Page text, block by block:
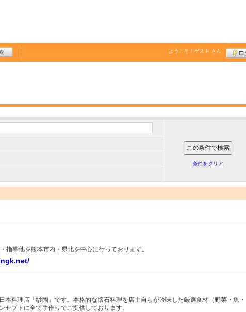
ようこそ！ ゲスト さん
条件をクリア
指導他を熊本市内・県北を中心に行っております。
本料理店「紗陶」です。本格的な懐石料理を店主自らが吟味した厳選食材（野菜・魚・
セプトに全て手作りでご提供しております。